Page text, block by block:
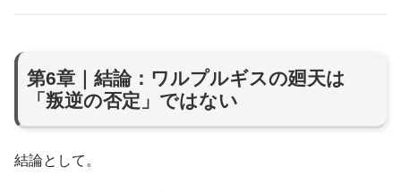
第6章｜結論：ワルプルギスの廻天は
「叛逆の否定」ではない
結論として。